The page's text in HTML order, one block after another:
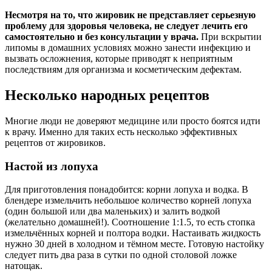
Несмотря на то, что жировик не представляет серьезную
проблему для здоровья человека, не следует лечить его
самостоятельно и без консультации у врача. При вскрытии
липомы в домашних условиях можно занести инфекцию и
вызвать осложнения, которые приводят к неприятным
последствиям для организма и косметическим дефектам.
Несколько народных рецептов
Многие люди не доверяют медицине или просто боятся идти
к врачу. Именно для таких есть несколько эффективных
рецептов от жировиков.
Настой из лопуха
Для приготовления понадобится: корни лопуха и водка. В
блендере измельчить небольшое количество корней лопуха
(один большой или два маленьких) и залить водкой
(желательно домашней!). Соотношение 1:1.5, то есть стопка
измельчённых корней и полтора водки. Настаивать жидкость
нужно 30 дней в холодном и тёмном месте. Готовую настойку
следует пить два раза в сутки по одной столовой ложке
натощак.